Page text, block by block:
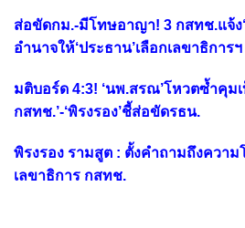
ส่อขัดกม.-มีโทษอาญา! 3 กสทช.แจ้ง
อำนาจให้‘ประธาน’เลือกเลขาธิการฯ
มติบอร์ด 4:3! ‘นพ.สรณ’โหวตซ้ำคุมเ
กสทช.’-‘พิรงรอง’ชี้ส่อขัดรธน.
พิรงรอง รามสูต : ตั้งคำถามถึงความ
เลขาธิการ กสทช.